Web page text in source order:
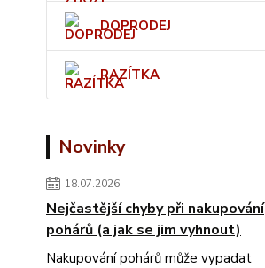
DOPRODEJ
RAZÍTKA
Novinky
18.07.2026
Nejčastější chyby při nakupování
pohárů (a jak se jim vyhnout)
Nakupování pohárů může vypadat